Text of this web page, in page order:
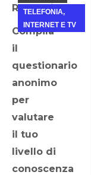
TELEFONIA,
INTERNET E TV
Resolution)?
Compila
il
questionario
anonimo
per
valutare
il tuo
livello di
conoscenza